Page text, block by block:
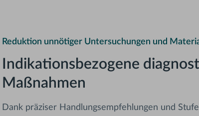
Reduktion unnötiger Untersuchungen und
Indikationsbezogene
Maßnahmen
Dank präziser Handlungsempfehlungen und